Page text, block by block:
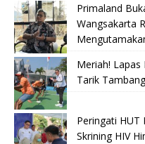
Primaland
Wangsakarta
Meriah! Lapas
Tarik
Peringati HUT
Skrining HIV